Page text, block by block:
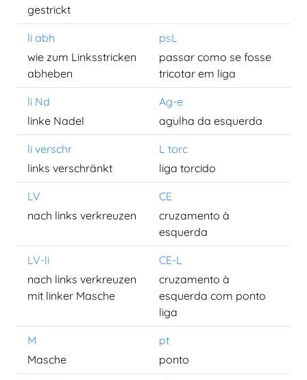
gestrickt
li abh
psL
wie zum Linksstricken
abheben
passar como se fosse
tricotar em liga
li Nd
Ag-e
linke Nadel
agulha da esquerda
li verschr
L torc
links verschränkt
liga torcido
LV
CE
nach links verkreuzen
cruzamento à
esquerda
LV-li
CE-L
nach links verkreuzen
mit linker Masche
cruzamento à
esquerda com ponto
liga
M
pt
Masche
ponto